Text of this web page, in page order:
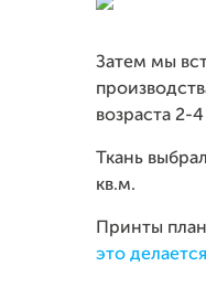
Затем мы
возраста 2-
Ткань
кв.м.
Принты
это делается